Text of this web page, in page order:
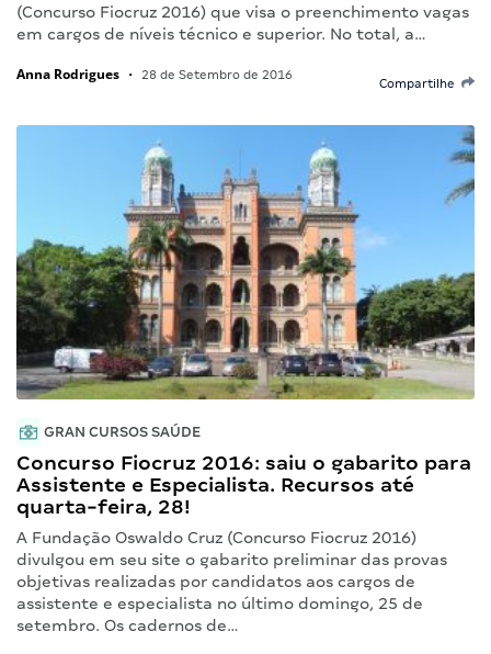
(Concurso Fiocruz 2016) que visa o preenchimento vagas
em cargos de níveis técnico e superior. No total, a…
Anna Rodrigues • 28 de Setembro de 2016
Compartilhe
GRAN CURSOS SAÚDE
Concurso Fiocruz 2016: saiu o gabarito para
Assistente e Especialista. Recursos até
quarta-feira, 28!
A Fundação Oswaldo Cruz (Concurso Fiocruz 2016)
divulgou em seu site o gabarito preliminar das provas
objetivas realizadas por candidatos aos cargos de
assistente e especialista no último domingo, 25 de
setembro. Os cadernos de…